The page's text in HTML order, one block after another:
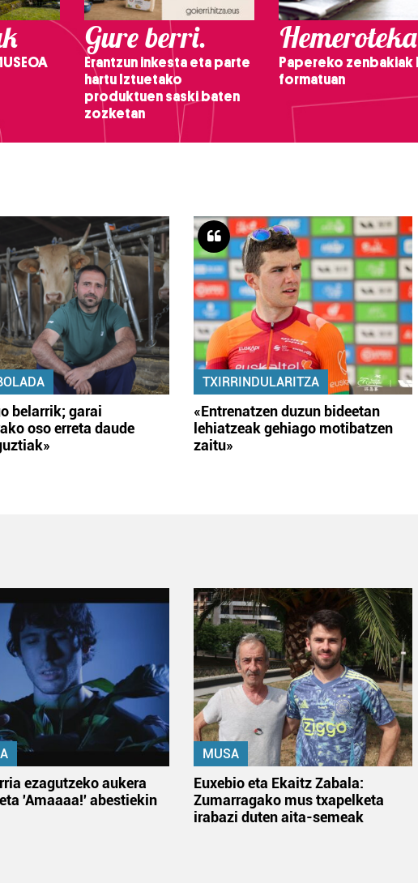
Gure berri.
Erantzun inkesta eta parte
hartu Iztuetako
produktuen saski baten
zozketan
Hemeroteka
Papereko zenbakiak
formatuan
belarrik; garai
oso erreta daude
TXIRRINDULARITZA
«Entrenatzen duzun bideetan
lehiatzeak gehiago motibatzen
zaitu»
ezagutzeko aukera
'Amaaaa!' abestiekin
MUSA
Euxebio eta Ekaitz Zabala:
Zumarragako mus txapelketa
irabazi duten aita-semeak